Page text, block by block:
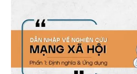
Social Media Research là chìa khóa giúp
dùng qua dữ liệu từ mạng xã hội. Bài viết
nghệ hiện đại và các phương pháp nghiên
phân tích hành vi người dùng, mang đến
hiểu biết sâu sắc và chiến lược hiệu quả